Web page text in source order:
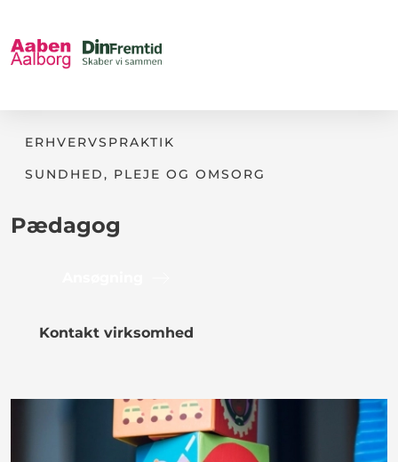
ERHVERVSPRAKTIK
SUNDHED, PLEJE OG OMSORG
Pædagog
Kontakt virksomhed